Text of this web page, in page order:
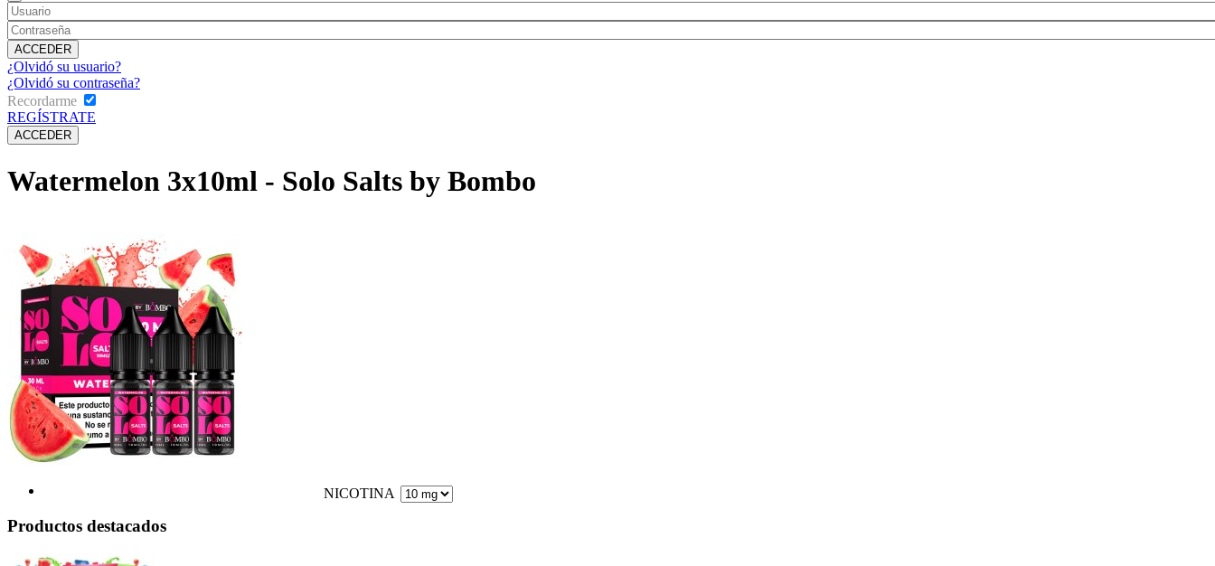
¿Olvidó su usuario?
¿Olvidó su contraseña?
Recordarme
REGÍSTRATE
Watermelon 3x10ml - Solo Salts by Bombo
NICOTINA
Productos destacados